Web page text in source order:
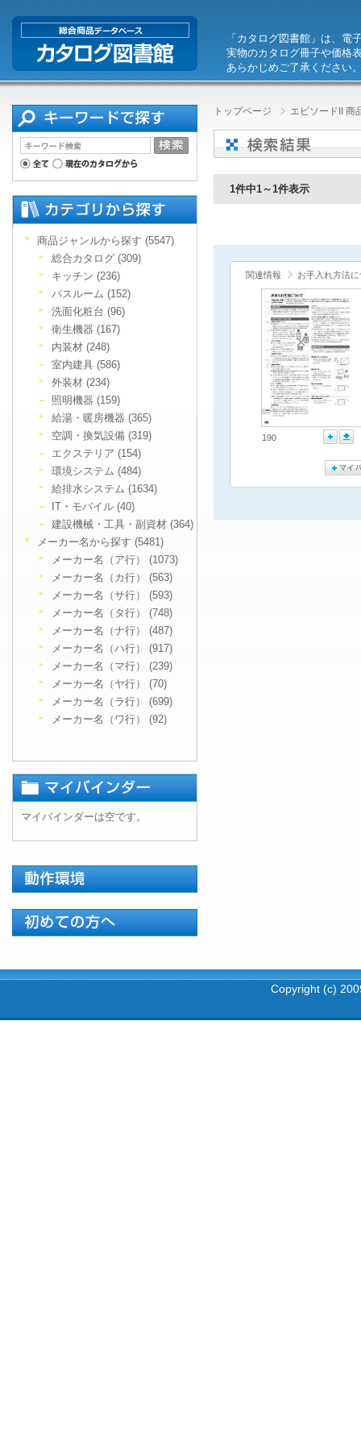
「カタログ図書館」は、電
実物のカタログ冊子や価格
あらかじめご了承ください
トップページ エピソードII 商
1件中1～1件表示
関連情報 お手入れ方法
190
商品ジャンルから探す (5547)
総合カタログ (309)
キッチン (236)
バスルーム (152)
洗面化粧台 (96)
衛生機器 (167)
内装材 (248)
室内建具 (586)
外装材 (234)
照明機器 (159)
給湯・暖房機器 (365)
空調・換気設備 (319)
エクステリア (154)
環境システム (484)
給排水システム (1634)
IT・モバイル (40)
建設機械・工具・副資材 (364)
メーカー名から探す (5481)
メーカー名（ア行） (1073)
メーカー名（カ行） (563)
メーカー名（サ行） (593)
メーカー名（タ行） (748)
メーカー名（ナ行） (487)
メーカー名（ハ行） (917)
メーカー名（マ行） (239)
メーカー名（ヤ行） (70)
メーカー名（ラ行） (699)
メーカー名（ワ行） (92)
マイバインダーは空です。
Copyright (c)